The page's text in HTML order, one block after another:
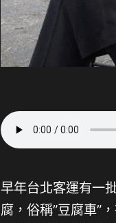
早年台北客運有一
腐，俗稱”豆腐車”